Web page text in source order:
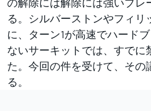
る。シルバーストンやフィリ
に、ターン1が高速でハード
ないサーキットでは、すでに
た。今回の件を受けて、その
る。